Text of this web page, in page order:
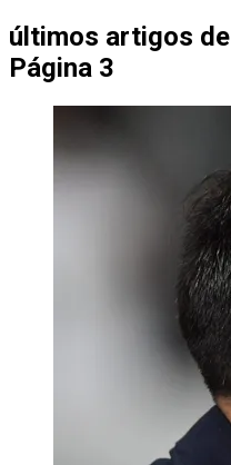
últimos artigos de
Página 3